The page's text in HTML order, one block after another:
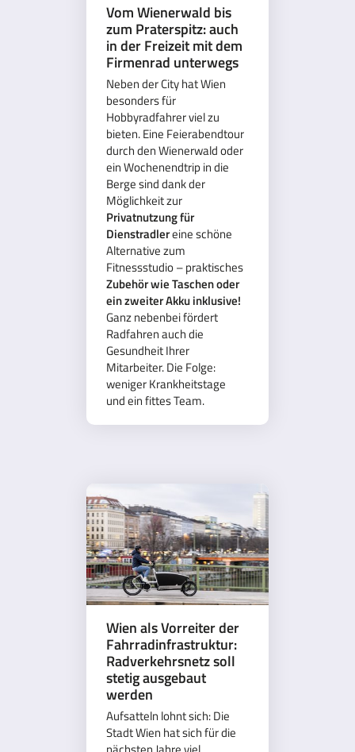
Vom Wienerwald bis
zum Praterspitz: auch
in der Freizeit mit dem
Firmenrad unterwegs
Neben der City hat Wien
besonders für
Hobbyradfahrer viel zu
bieten. Eine Feierabendtour
durch den Wienerwald oder
ein Wochenendtrip in die
Berge sind dank der
Möglichkeit zur
Privatnutzung für
Dienstradlereine schöne
Alternative zum
Fitnessstudio – praktisches
Zubehör wie Taschen oder
ein zweiter Akku inklusive!
Ganz nebenbei fördert
Radfahren auch die
Gesundheit Ihrer
Mitarbeiter. Die Folge:
weniger Krankheitstage
und ein fittes Team.
Wien als Vorreiter der
Fahrradinfrastruktur:
Radverkehrsnetz soll
stetig ausgebaut
werden
Aufsatteln lohnt sich: Die
Stadt Wien hat sich für die